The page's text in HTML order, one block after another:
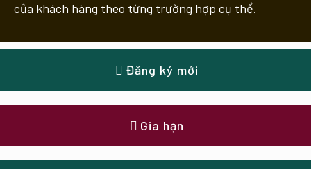
của khách hàng theo từng trường hợp cụ thể.
Đăng ký mới
Gia hạn